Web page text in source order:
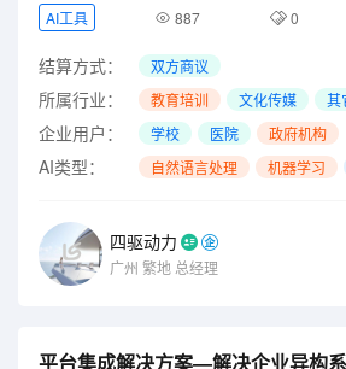
AI工具 887 0
结算方式： 双方商议
所属行业： 教育培训 文化传媒 其
企业用户： 学校 医院 政府机构
AI类型： 自然语言处理 机器学习
四驱动力
广州 繁地 总经理
平台集成解决方案—解决企业异构